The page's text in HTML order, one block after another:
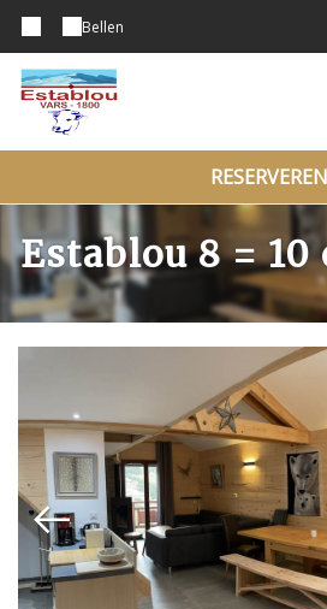
Bellen
RESERVEREN
Establou 8 = 10